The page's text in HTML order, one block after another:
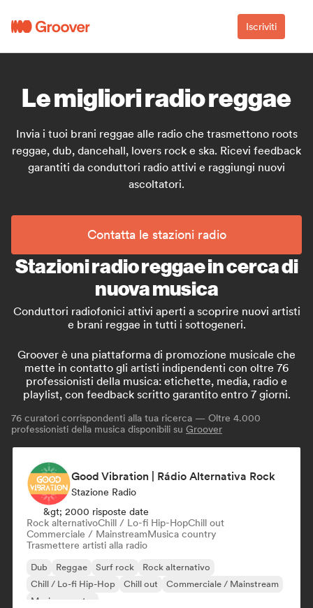
Iscriviti
Le migliori radio reggae
Invia i tuoi brani reggae alle radio che trasmettono roots
reggae, dub, dancehall, lovers rock e ska. Ricevi feedback
garantiti da conduttori radio attivi e raggiungi nuovi
ascoltatori.
Contatta le stazioni radio
Stazioni radio reggae in cerca di
nuova musica
Conduttori radiofonici attivi aperti a scoprire nuovi artisti
e brani reggae in tutti i sottogeneri.
Groover è una piattaforma di promozione musicale che
mette in contatto gli artisti indipendenti con oltre 76
professionisti della musica: etichette, media, radio e
playlist, con feedback scritto garantito entro 7 giorni.
76 curatori corrispondenti alla tua ricerca — Oltre 4.000
professionisti della musica disponibili su Groover
Good Vibration | Rádio Alternativa Rock
Stazione Radio
&gt; 2000 risposte date
Rock alternativoChill / Lo-fi Hip-HopChill out
Commerciale / MainstreamMusica country
Trasmettere artisti alla radio
Dub Reggae Surf rock
Rock alternativo
Chill / Lo-fi Hip-Hop
Chill out
Commerciale / Mainstream
Musica country